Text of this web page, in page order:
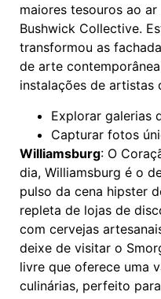
maiores tesouros ao
Bushwick Collective.
transformou as
de arte
instalações de artistas
Explorar galerias
Capturar fotos
Williamsburg: O
dia, Williamsburg é o
pulso da cena hipster
repleta de lojas de
com cervejas
deixe de visitar o
livre que oferece uma
culinárias, perfeito